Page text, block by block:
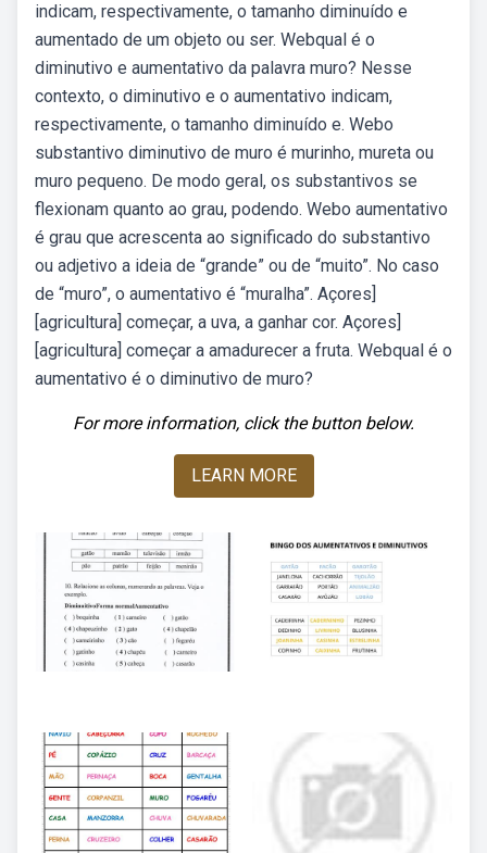
indicam, respectivamente, o tamanho diminuído e
aumentado de um objeto ou ser. Webqual é o
diminutivo e aumentativo da palavra muro? Nesse
contexto, o diminutivo e o aumentativo indicam,
respectivamente, o tamanho diminuído e. Webo
substantivo diminutivo de muro é murinho, mureta ou
muro pequeno. De modo geral, os substantivos se
flexionam quanto ao grau, podendo. Webo aumentativo
é grau que acrescenta ao significado do substantivo
ou adjetivo a ideia de “grande” ou de “muito”. No caso
de “muro”, o aumentativo é “muralha”. Açores]
[agricultura] começar, a uva, a ganhar cor. Açores]
[agricultura] começar a amadurecer a fruta. Webqual é o
aumentativo é o diminutivo de muro?
For more information, click the button below.
LEARN MORE